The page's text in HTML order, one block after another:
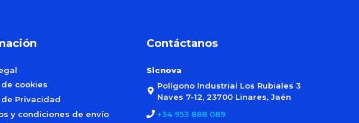
cookies
Privacidad
y condiciones de envío
Contáctanos
Sicnova
Polígono Industrial Los Rubiales 3
Naves 7-12, 23700 Linares, Jaén
+34 953 888 089